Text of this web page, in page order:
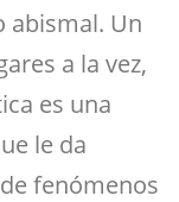
abismal. Un
a la vez,
es una
le da
fenómenos